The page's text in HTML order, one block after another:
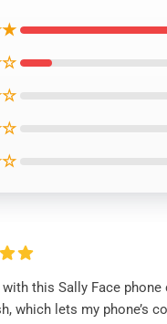
this Sally Face phone
which lets my phone’s